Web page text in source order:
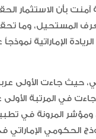
بأن الاستثمار
تعرف المستحيل، وما
الإماراتية
حيث جاءت الأولى
في المرتبة الأولى
ومؤشر المرونة في
الحكومي